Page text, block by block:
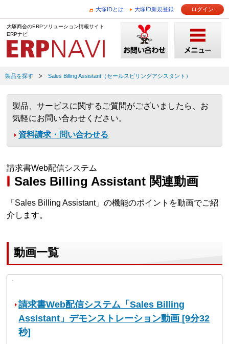
大塚IDとは 大塚ID新規登録 ログイン
大塚商会のERPソリューション情報サイト
ERPナビ
製品を探す Sales Billing Assistant（セールスビリングアシスタント）
製品、サービスに関するご質問がございましたら、お
気軽にお問い合わせください。
資料請求・問い合わせる
請求書Web配信システム
Sales Billing Assistant 関連動画
「Sales Billing Assistant」の機能のポイントを動画でご紹
介します。
動画一覧
請求書Web配信システム「Sales Billing
Assistant」デモンストレーション動画 [9分32
秒]